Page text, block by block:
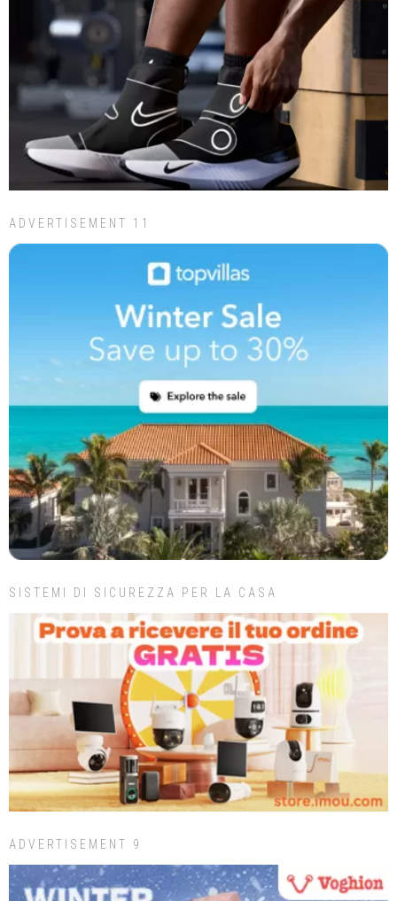
ADVERTISEMENT 11
SISTEMI DI SICUREZZA PER LA CASA
ADVERTISEMENT 9